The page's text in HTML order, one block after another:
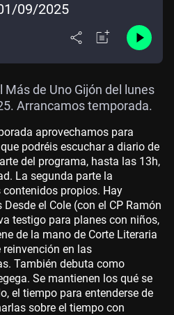
09/2025
de Uno Gijón del lunes
Arrancamos temporada.
aprovechamos para
podréis escuchar a diario de
del programa, hasta las 13h,
La segunda parte la
propios. Hay
el Cole (con el CP Ramón
testigo para planes con niños,
de la mano de Corte Literaria
en las
También debuta como
Se mantienen los qué se
el tiempo para entenderse de
sobre el tiempo con